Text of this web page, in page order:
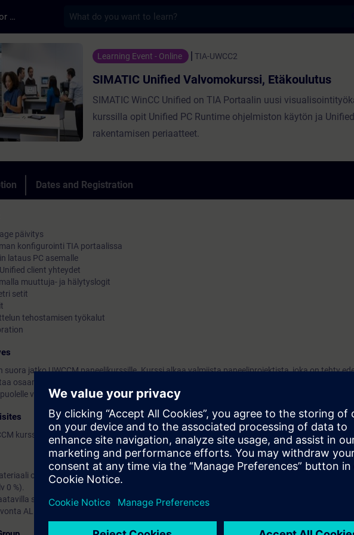
Training Services for Digital Industries
- SIMATIC Unified Valvomokurssi, Etäkoulutus -
Learning Event - Online TIA-UWCC2
SIMATIC Unified Valvomokurssi, Etäkoulutus
SIMATIC WinCC Unified on TIA Portaalin uusi
kurssilla opit Unified PC Runtime ohjelmiston käytön ja
rakentamisen periaatteet.
Dates and Registration
päivitys
konfigurointi TIA portaalissa
lataus PC asemalle
Unified client yhteydet
muuttuja- ja hälytyslogit
setit
tehostamisen työkalut
suora jatko UWCCM paneelikurssille. Kurssi alkaa valmiista paneeliprojektista, joka on tehty
osaamisen valvomopuolelle. Kaikkia yksityiskohtia, jotka on jo toteutettu paneelille ei enää
vaan ne on opetettu jo aikaisemmalla kurssilla.
kurssi tai vastaavat tiedot
on englanniksi ja jaetaan sähköisessä muodossa (pdf). Osallistuja voi tilata tulostetun
0 %).
sekä luokkakoulutuksena, että On-Line koulutuksena
AL :N / ECCN:N